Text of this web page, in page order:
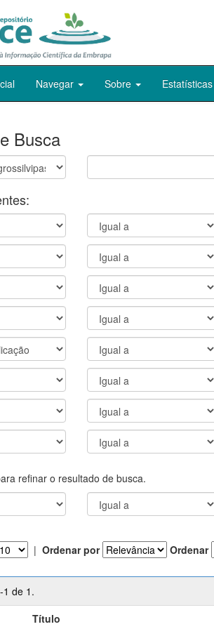
Navegar Sobre Estatísticas
Busca
refinar o resultado de busca.
| Ordenar por Ordenar
1 de 1.
Título